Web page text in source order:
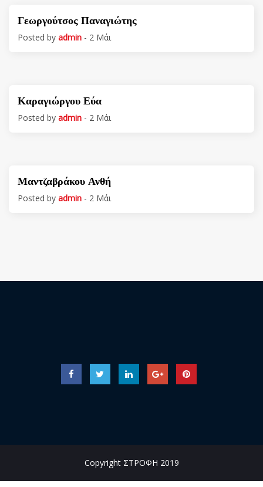
Γεωργούτσος Παναγιώτης
Posted by admin - 2 Μάι
Καραγιώργου Εύα
Posted by admin - 2 Μάι
Μαντζαβράκου Ανθή
Posted by admin - 2 Μάι
Copyright ΣΤΡΟΦΗ 2019